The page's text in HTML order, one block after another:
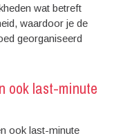
wat betreft
waardoor je de
georganiseerd
ook last-minute
ook last-minute